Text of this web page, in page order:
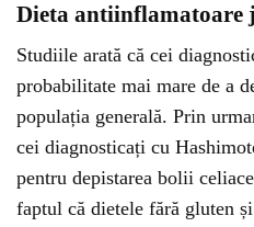
Dieta antiinflamatoare
Studiile arată că cei
probabilitate mai mare de a
populația generală. Prin
cei diagnosticați cu
pentru depistarea bolii
faptul că dietele fără gluten